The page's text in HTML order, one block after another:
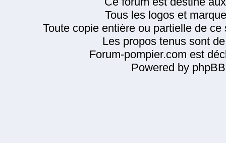
Tous les logos et
Toute copie entière ou partielle de
Les propos tenus sont
Forum-pompier.com est
Powered by